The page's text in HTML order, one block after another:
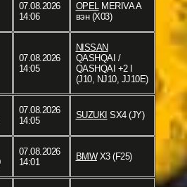
07.08.2026
14:06
OPELMERIVA A
вэн (X03)
07.08.2026
14:05
NISSAN
QASHQAI /
QASHQAI +2 I
(J10, NJ10, JJ10E)
07.08.2026
14:05
SUZUKI SX4 (JY)
07.08.2026
14:01
BMWX3 (F25)